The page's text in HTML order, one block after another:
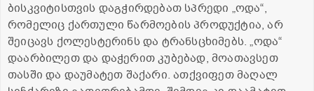
ბისკვიტისთვის დაგჭირდებათ სპრედი „ოდა“,
რომელიც ქართული წარმოების პროდუქტია, არ
შეიცავს ქოლესტერინს და ტრანსცხიმებს. „ოდა“
დაარბილეთ და დაჭერით კუბებად, მოათავსეთ
თასში და დაუმატეთ შაქარი. ათქვიფეთ მაღალ